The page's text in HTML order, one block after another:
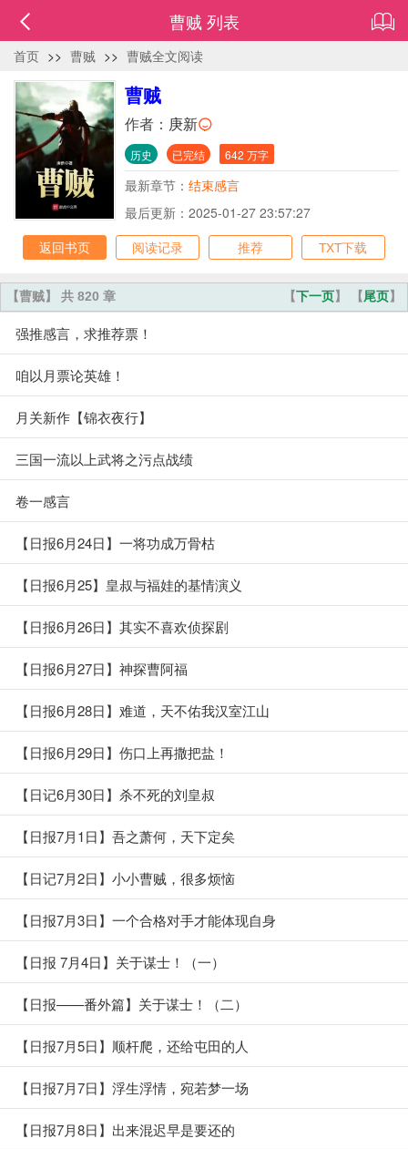
曹贼 列表
首页 >> 曹贼 >> 曹贼全文阅读
曹贼
作者： 庚新
历史 已完结 642 万字
最新章节： 结束感言
最后更新：2025-01-27 23:57:27
返回书页
阅读记录 推荐 TXT下载
【下一页】 【尾页】
【曹贼】 共 820 章
强推感言，求推荐票！
咱以月票论英雄！
月关新作【锦衣夜行】
三国一流以上武将之污点战绩
卷一感言
【日报6月24日】一将功成万骨枯
【日报6月25】皇叔与福娃的基情演义
【日报6月26日】其实不喜欢侦探剧
【日报6月27日】神探曹阿福
【日报6月28日】难道，天不佑我汉室江山
【日报6月29日】伤口上再撒把盐！
【日记6月30日】杀不死的刘皇叔
【日报7月1日】吾之萧何，天下定矣
【日记7月2日】小小曹贼，很多烦恼
【日报7月3日】一个合格对手才能体现自身
【日报 7月4日】关于谋士！（一）
【日报——番外篇】关于谋士！（二）
【日报7月5日】顺杆爬，还给屯田的人
【日报7月7日】浮生浮情，宛若梦一场
【日报7月8日】出来混迟早是要还的